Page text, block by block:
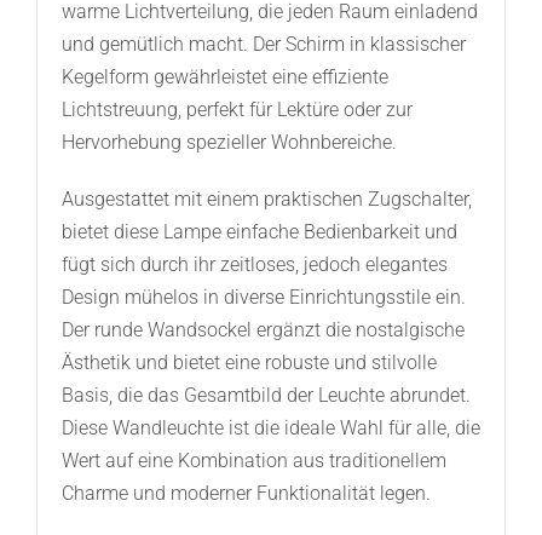
warme Lichtverteilung, die jeden Raum einladend
und gemütlich macht. Der Schirm in klassischer
Kegelform gewährleistet eine effiziente
Lichtstreuung, perfekt für Lektüre oder zur
Hervorhebung spezieller Wohnbereiche.
Ausgestattet mit einem praktischen Zugschalter,
bietet diese Lampe einfache Bedienbarkeit und
fügt sich durch ihr zeitloses, jedoch elegantes
Design mühelos in diverse Einrichtungsstile ein.
Der runde Wandsockel ergänzt die nostalgische
Ästhetik und bietet eine robuste und stilvolle
Basis, die das Gesamtbild der Leuchte abrundet.
Diese Wandleuchte ist die ideale Wahl für alle, die
Wert auf eine Kombination aus traditionellem
Charme und moderner Funktionalität legen.